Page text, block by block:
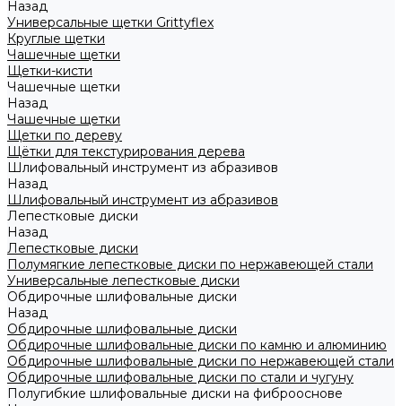
Назад
Универсальные щетки Grittyflex
Круглые щетки
Чашечные щетки
Щетки-кисти
Чашечные щетки
Назад
Чашечные щетки
Щетки по дереву
Щётки для текстурирования дерева
Шлифовальный инструмент из абразивов
Назад
Шлифовальный инструмент из абразивов
Лепестковые диски
Назад
Лепестковые диски
Полумягкие лепестковые диски по нержавеющей стали
Универсальные лепестковые диски
Обдирочные шлифовальные диски
Назад
Обдирочные шлифовальные диски
Обдирочные шлифовальные диски по камню и алюминию
Обдирочные шлифовальные диски по нержавеющей стали
Обдирочные шлифовальные диски по стали и чугуну
Полугибкие шлифовальные диски на фиброоснове